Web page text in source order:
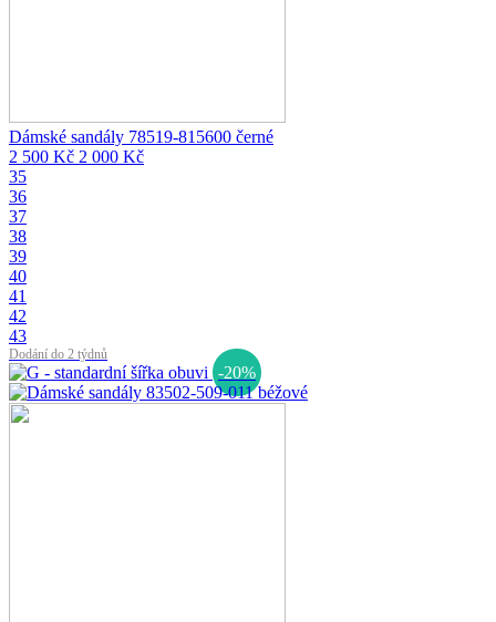
Dámské sandály 78519-815600 černé
2 500 Kč 2 000 Kč
35
36
37
38
39
40
41
42
43
Dodání do 2 týdnů
-20%